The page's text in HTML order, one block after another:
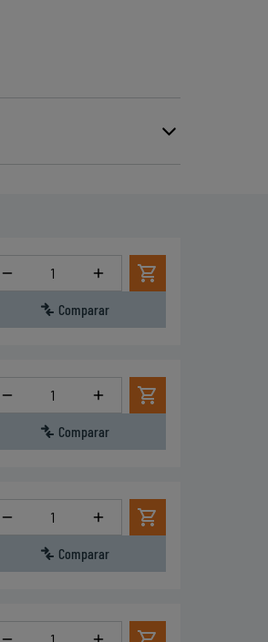
Cantidad
Comparar
Cantidad
Comparar
Cantidad
Comparar
Cantidad